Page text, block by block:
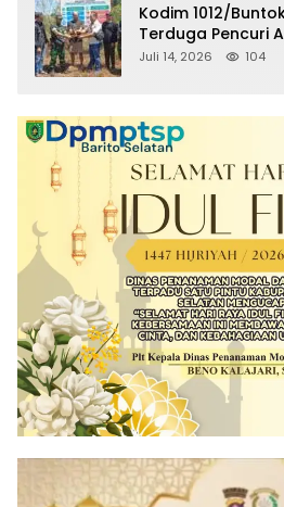
Kodim 1012/
Terduga Pencuri
Sitaan Satgas
Juli 14, 2026 104